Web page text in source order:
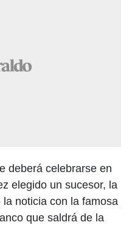
deberá celebrarse en
elegido un sucesor, la
noticia con la famosa
que saldrá de la